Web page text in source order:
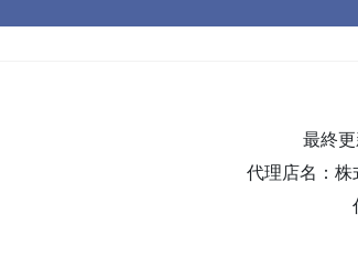
最終
代理店名：株